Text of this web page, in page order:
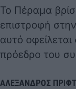
Το Πέραμα
επιστροφή
αυτό
πρόεδρο του
ΑΛΕΞΑΝΔΡΟΣ